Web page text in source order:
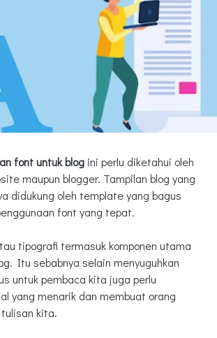
fontuntuk blog ini perlu diketahui oleh
maupun blogger. Tampilan blog yang
didukung oleh template yang bagus
font yang tepat.
tipografi termasuk komponen utama
Itu sebabnya selain menyuguhkan
untuk pembaca kita juga perlu
yang menarik dan membuat orang
kita.